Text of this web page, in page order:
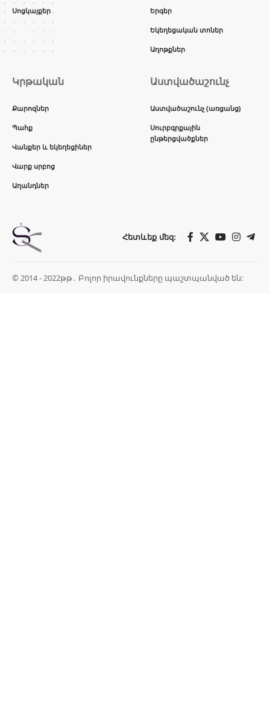
Սոցկայքեր Երգեր
Եկեղեցական տոներ
Աղոթքներ
Կրթական
Քարոզներ
Պահք
Վանքեր և եկեղեցիներ
Վարք սրբոց
Աղանդներ
Աստվածաշունչ
Աստվածաշունչ (առցանց)
Սուրբգրքային
ընթերցվածքներ
Հետևեք մեզ:
© 2014 - 2022թթ․ Բոլոր իրավունքները պաշտպանված են: